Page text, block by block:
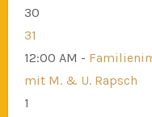
30
31
12:00 AM -
mit M. & U. Rapsch
1